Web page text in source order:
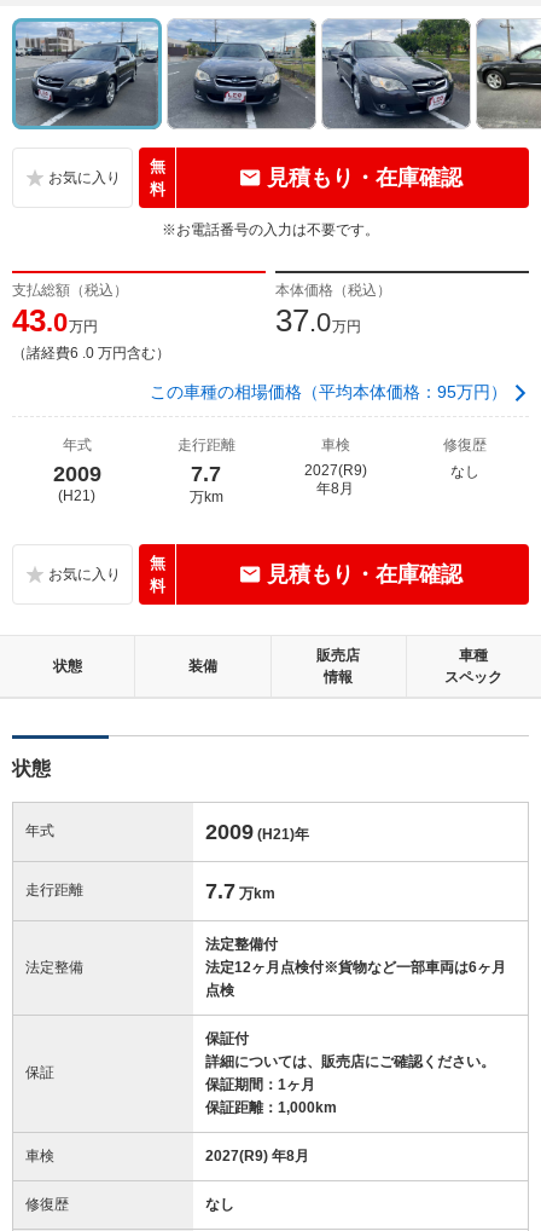
無
料
見積もり・在庫確認
※お電話番号の入力は不要です。
支払総額（税込）
43.0万円
（諸経費6 .0 万円含む）
本体価格（税込）
37.0万円
この車種の相場価格（平均本体価格：95万円）
年式
2009
(H21)
走行距離
7.7
万km
車検
2027(R9)
年8月
修復歴
なし
無
料
見積もり・在庫確認
状態 装備
販売店
情報
車種
スペック
状態
年式 2009 (H21)年
走行距離 7.7 万km
法定整備
法定整備付
法定12ヶ月点検付※貨物など一部車両は6ヶ月
点検
保証
保証付
詳細については、販売店にご確認ください。
保証期間：1ヶ月
保証距離：1,000km
車検 2027(R9) 年8月
修復歴 なし